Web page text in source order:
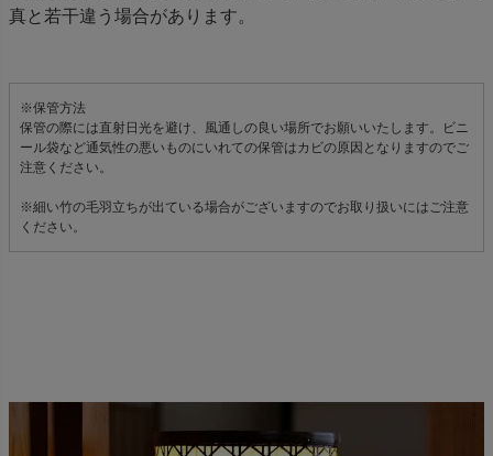
真と若干違う場合があります。
※保管方法
保管の際には直射日光を避け、風通しの良い場所でお願いいたします。ビニ
ール袋など通気性の悪いものにいれての保管はカビの原因となりますのでご
注意ください。
※細い竹の毛羽立ちが出ている場合がございますのでお取り扱いにはご注意
ください。